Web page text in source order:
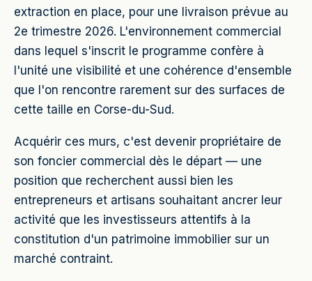
extraction en place, pour une livraison prévue au
2e trimestre 2026. L'environnement commercial
dans lequel s'inscrit le programme confère à
l'unité une visibilité et une cohérence d'ensemble
que l'on rencontre rarement sur des surfaces de
cette taille en Corse-du-Sud.
Acquérir ces murs, c'est devenir propriétaire de
son foncier commercial dès le départ — une
position que recherchent aussi bien les
entrepreneurs et artisans souhaitant ancrer leur
activité que les investisseurs attentifs à la
constitution d'un patrimoine immobilier sur un
marché contraint.